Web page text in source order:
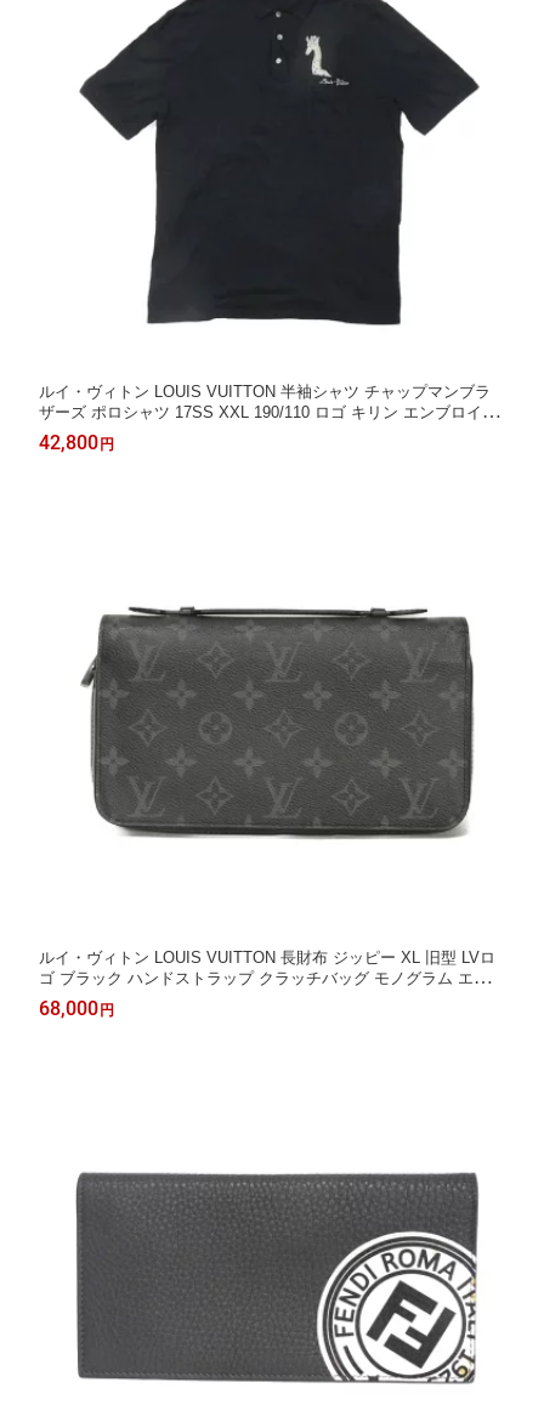
ルイ・ヴィトン LOUIS VUITTON 半袖シャツ チャップマンブラ
ザーズ ポロシャツ 17SS XXL 190/110 ロゴ キリン エンブロイダ
リー サバンナ ネイビー メンズ エレガント 高級 上品 大人 ブラン
ド【中古】
42,800円
ルイ・ヴィトン LOUIS VUITTON 長財布 ジッピー XL 旧型 LVロ
ゴ ブラック ハンドストラップ クラッチバッグ モノグラム エクリ
プス ノワール M61698 メンズ 長サイフ サイフ お札入れ エレガ
ント 高級 上品 大人 ブランド【中古】
68,000円